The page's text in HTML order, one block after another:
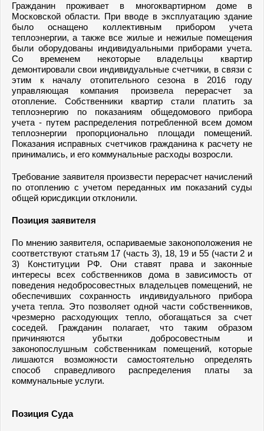
Гражданин проживает в многоквартирном доме в
Московской области. При вводе в эксплуатацию здание
было оснащено коллективным прибором учета
теплоэнергии, а также все жилые и нежилые помещения
были оборудованы индивидуальными приборами учета.
Со временем некоторые владельцы квартир
демонтировали свои индивидуальные счетчики, в связи с
этим к началу отопительного сезона в 2016 году
управляющая компания произвела перерасчет за
отопление. Собственники квартир стали платить за
теплоэнергию по показаниям общедомового прибора
учета - путем распределения потребленной всем домом
теплоэнергии пропорционально площади помещений.
Показания исправных счетчиков гражданина к расчету не
принимались, и его коммунальные расходы возросли.
Требование заявителя произвести перерасчет начислений
по отоплению с учетом переданных им показаний суды
общей юрисдикции отклонили.
Позиция заявителя
По мнению заявителя, оспариваемые законоположения не
соответствуют статьям 17 (часть 3), 18, 19 и 55 (части 2 и
3) Конституции РФ. Они ставят права и законные
интересы всех собственников дома в зависимость от
поведения недобросовестных владельцев помещений, не
обеспечивших сохранность индивидуального прибора
учета тепла. Это позволяет одной части собственников,
чрезмерно расходующих тепло, обогащаться за счет
соседей. Гражданин полагает, что таким образом
причиняются убытки добросовестным и
законопослушным собственникам помещений, которые
лишаются возможности самостоятельно определять
способ справедливого распределения платы за
коммунальные услуги.
Позиция Суда